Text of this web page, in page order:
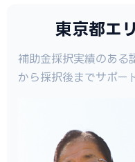
東京都エ
補助金採択実績のある
から採択後までサポー